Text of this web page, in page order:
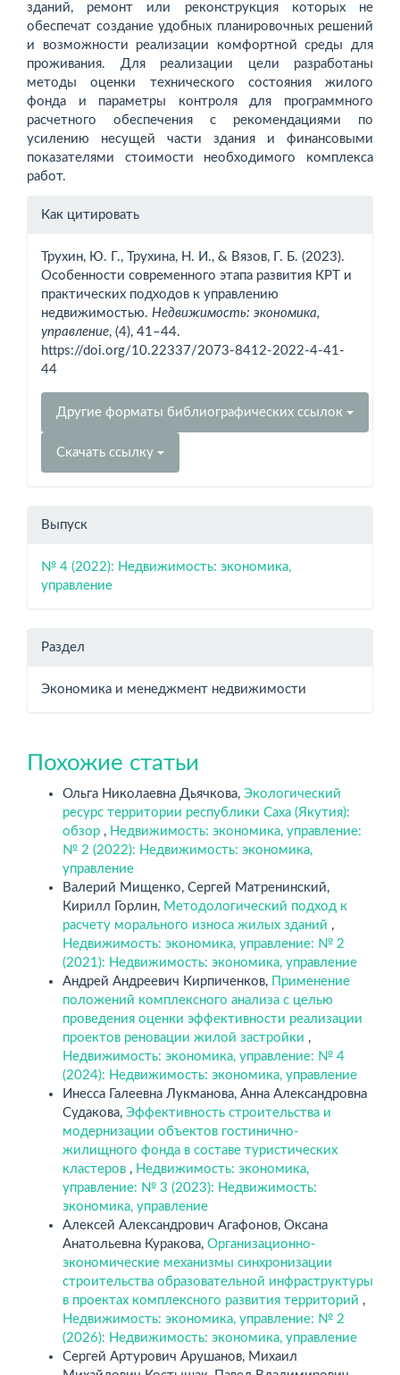
зданий, ремонт или реконструкция которых не
обеспечат создание удобных планировочных решений
и возможности реализации комфортной среды для
проживания. Для реализации цели разработаны
методы оценки технического состояния жилого
фонда и параметры контроля для програм­много
расчетного обеспечения с рекомендациями по
усилению несущей части здания и финансовыми
показателями стоимости необходимого комплекса
работ.
Информация
Как цитировать
Трухин, Ю. Г., Трухина, Н. И., & Вязов, Г. Б. (2023).
Особенности современного этапа развития КРТ и
практических подходов к управлению
недвижимостью. Недвижимость: экономика,
управление, (4), 41–44.
https://doi.org/10.22337/2073-8412-2022-4-41-
44
Другие форматы библиографических ссылок
Скачать ссылку
Выпуск
№ 4 (2022): Недвижимость: экономика,
управление
Раздел
Экономика и менеджмент недвижимости
Похожие статьи
Ольга Николаевна Дьячкова, Экологический
ресурс территории республики Саха (Якутия):
обзор , Недвижимость: экономика, управление:
№ 2 (2022): Недвижимость: экономика,
управление
Валерий Мищенко, Сергей Матренинский,
Кирилл Горлин, Методологический подход к
расчету морального износа жилых зданий ,
Недвижимость: экономика, управление: № 2
(2021): Недвижимость: экономика, управление
Андрей Андреевич Кирпиченков,
Применение
положений комплексного анализа с целью
проведения оценки эффективности реализации
проектов реновации жилой застройки ,
Недвижимость: экономика, управление: № 4
(2024): Недвижимость: экономика, управление
Инесса Галеевна Лукманова, Анна Александровна
Судакова, Эффективность строительства и
модернизации объектов гостинично-
жилищного фонда в составе туристических
кластеров , Недвижимость: экономика,
управление: № 3 (2023): Недвижимость:
экономика, управление
Алексей Александрович Агафонов, Оксана
Анатольевна Куракова, Организационно-
экономические механизмы синхронизации
строительства образовательной инфраструктуры
в проектах комплексного развития территорий ,
Недвижимость: экономика, управление: № 2
(2026): Недвижимость: экономика, управление
Сергей Артурович Арушанов, Михаил